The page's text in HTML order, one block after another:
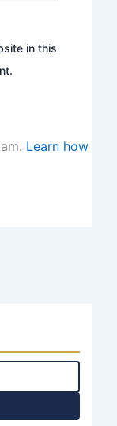
in this
Learn how